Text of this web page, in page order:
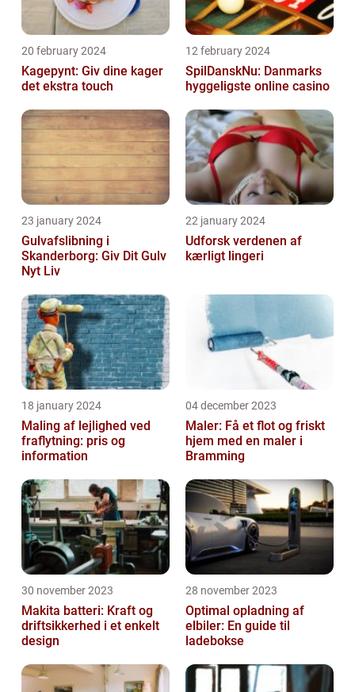
20 february 2024
Kagepynt: Giv dine kager
det ekstra touch
12 february 2024
SpilDanskNu: Danmarks
hyggeligste online casino
23 january 2024
Gulvafslibning i
Skanderborg: Giv Dit Gulv
Nyt Liv
22 january 2024
Udforsk verdenen af
kærligt lingeri
18 january 2024
Maling af lejlighed ved
fraflytning: pris og
information
04 december 2023
Maler: Få et flot og friskt
hjem med en maler i
Bramming
30 november 2023
Makita batteri: Kraft og
driftsikkerhed i et enkelt
design
28 november 2023
Optimal opladning af
elbiler: En guide til
ladebokse